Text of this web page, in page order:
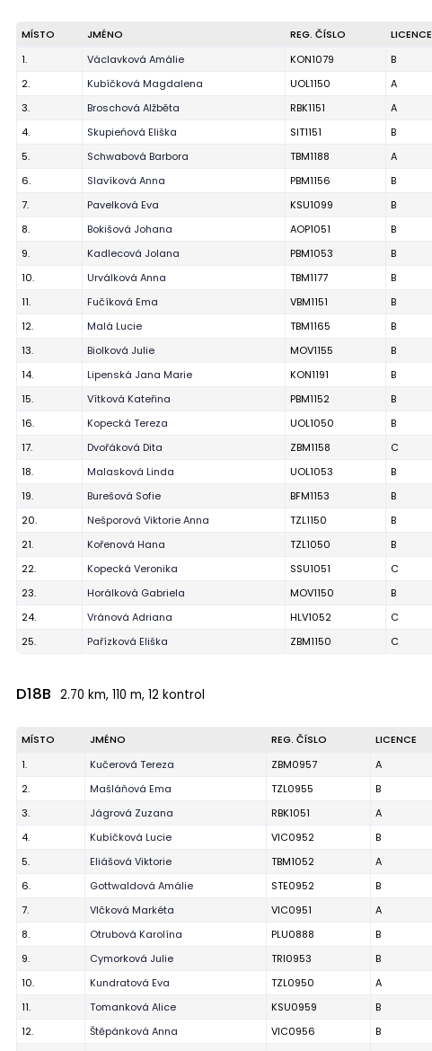
MÍSTO JMÉNO REG. ČÍSLO LICENCE
1.
Václavková Amálie KON1079 B
2.
Kubíčková Magdalena UOL1150 A
3.
Broschová Alžběta RBK1151 A
4.
Skupieńová Eliška SIT1151 B
5.
Schwabová Barbora TBM1188 A
6.
Slavíková Anna PBM1156 B
7.
Pavelková Eva KSU1099 B
8.
Bokišová Johana AOP1051 B
9.
Kadlecová Jolana PBM1053 B
10.
Urválková Anna TBM1177 B
11.
Fučíková Ema VBM1151 B
12.
Malá Lucie TBM1165 B
13.
Biolková Julie MOV1155 B
14.
Lipenská Jana Marie KON1191 B
15.
Vítková Kateřina PBM1152 B
16.
Kopecká Tereza UOL1050 B
17.
Dvořáková Dita ZBM1158 C
18.
Malasková Linda UOL1053 B
19.
Burešová Sofie BFM1153 B
20.
Nešporová Viktorie Anna TZL1150 B
21.
Kořenová Hana TZL1050 B
22.
Kopecká Veronika SSU1051 C
23.
Horálková Gabriela MOV1150 B
24.
Vránová Adriana HLV1052 C
25.
Pařízková Eliška ZBM1150 C
D18B 2.70 km, 110 m, 12 kontrol
MÍSTO JMÉNO REG. ČÍSLO LICENCE
1.
Kučerová Tereza ZBM0957 A
2.
Mašláňová Ema TZL0955 B
3.
Jágrová Zuzana RBK1051 A
4.
Kubíčková Lucie VIC0952 B
5.
Eliášová Viktorie TBM1052 A
6.
Gottwaldová Amálie STE0952 B
7.
Vlčková Markéta VIC0951 A
8.
Otrubová Karolína PLU0888 B
9.
Cymorková Julie TRI0953 B
10.
Kundratová Eva TZL0950 A
11.
Tomanková Alice KSU0959 B
12.
Štěpánková Anna VIC0956 B